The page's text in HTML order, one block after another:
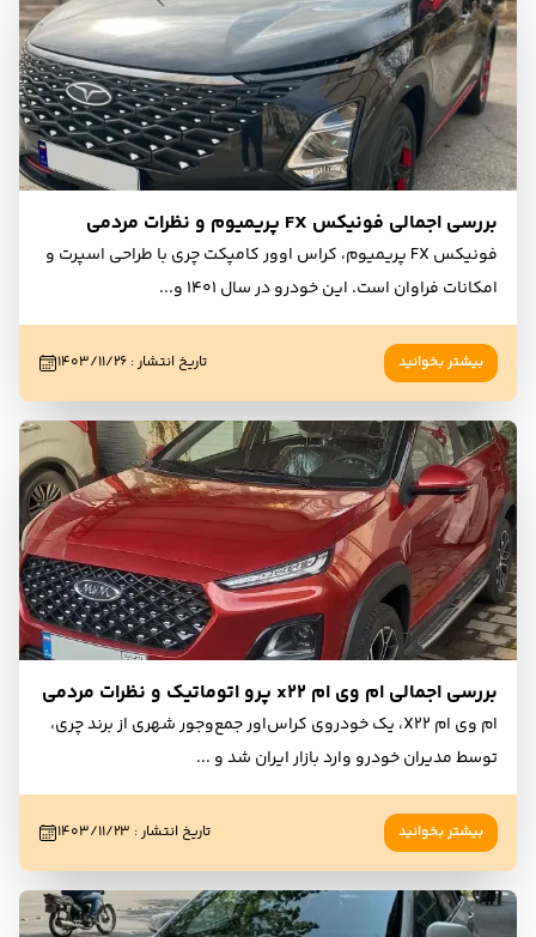
بررسی اجمالی فونیکس FX پریمیوم و نظرات مردمی
فونیکس FX پریمیوم، کراس اوور کامپکت چری با طراحی اسپرت و
امکانات فراوان است. این خودرو در سال ۱۴۰۱ و
...
بیشتر بخوانید تاریخ انتشار: ۱۴۰۳/۱۱/۲۶
بررسی اجمالی ام وی ام x22 پرو اتوماتیک و نظرات مردمی
ام وی ام X22، یک خودروی کراس‌اور جمع‌وجور شهری از برند چری،
توسط مدیران خودرو وارد بازار ایران شد و ...
بیشتر بخوانید تاریخ انتشار: ۱۴۰۳/۱۱/۲۳